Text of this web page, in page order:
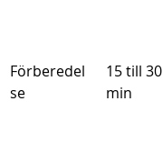
Förberedel
se
15 till 30
min